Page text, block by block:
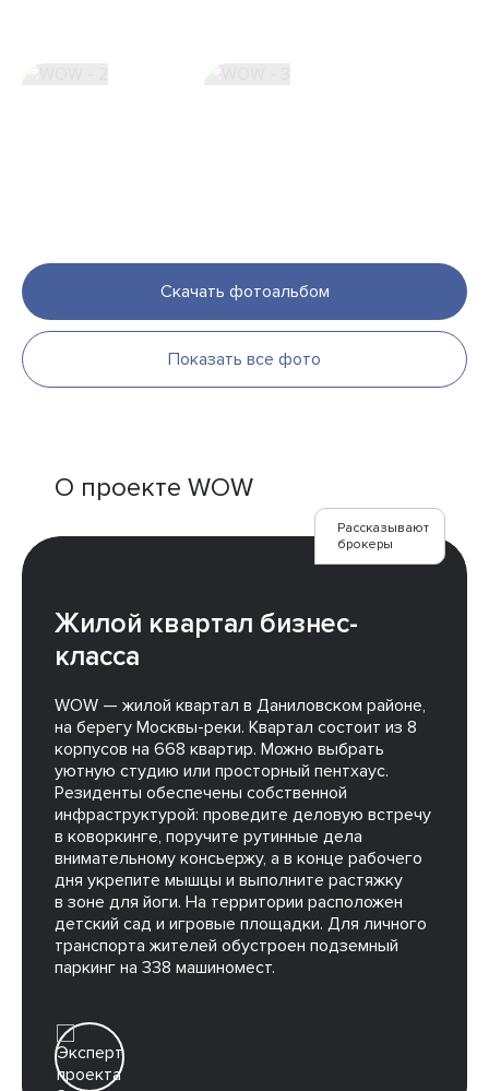
Скачать фотоальбом
Показать все фото
О проекте WOW
Рассказывают
брокеры
Жилой квартал бизнес-
класса
WOW — жилой квартал в Даниловском районе,
на берегу Москвы-реки. Квартал состоит из 8
корпусов на 668 квартир. Можно выбрать
уютную студию или просторный пентхаус.
Резиденты обеспечены собственной
инфраструктурой: проведите деловую встречу
в коворкинге, поручите рутинные дела
внимательному консьержу, а в конце рабочего
дня укрепите мышцы и выполните растяжку
в зоне для йоги. На территории расположен
детский сад и игровые площадки. Для личного
транспорта жителей обустроен подземный
паркинг на 338 машиномест.